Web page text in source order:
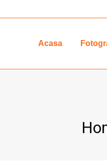
Acasa
You are